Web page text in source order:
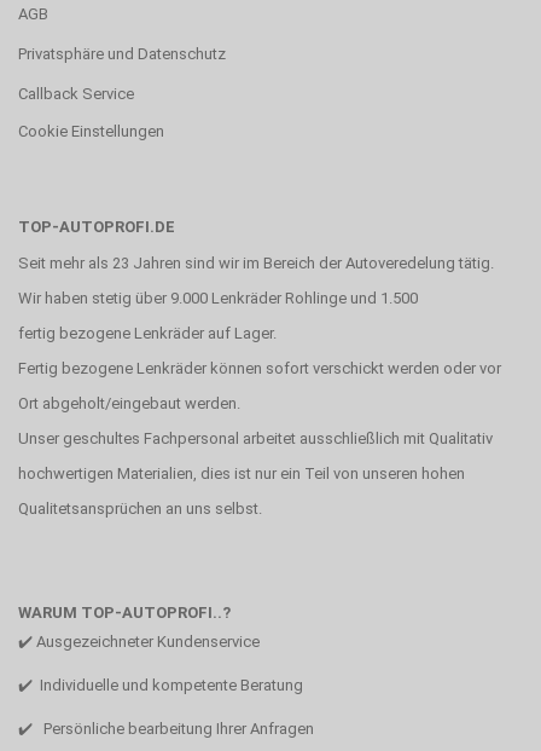
AGB
Privatsphäre und Datenschutz
Callback Service
Cookie Einstellungen
TOP-AUTOPROFI.DE
Seit mehr als 23 Jahren sind wir im Bereich der Autoveredelung tätig.
Wir haben stetig über 9.000 Lenkräder Rohlinge und 1.500
fertig bezogene Lenkräder auf Lager.
Fertig bezogene Lenkräder können sofort verschickt werden oder vor
Ort abgeholt/eingebaut werden.
Unser geschultes Fachpersonal arbeitet ausschließlich mit Qualitativ
hochwertigen Materialien, dies ist nur ein Teil von unseren hohen
Qualitetsansprüchen an uns selbst.
WARUM TOP-AUTOPROFI..?
✔️ Ausgezeichneter Kundenservice
✔️ Individuelle und kompetente Beratung
✔️ Persönliche bearbeitung Ihrer Anfragen